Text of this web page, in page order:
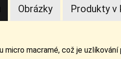
Obrázky Produkty v
micro macramé, což je